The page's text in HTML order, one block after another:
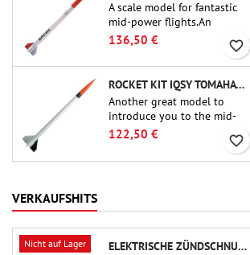
A scale model for fantastic
mid-power flights.An
uncompromising kit that
allows you to build a replica
of one of the most famous
sounding-rocket ever.
136,50 € favorite_border
ROCKET KIT IQSY TOMAHAWK - AEROTECH
Another great model to
introduce you to the mid-
power.A scale replica of a
small in size and peefect to
122,50 € favorite_border
VERKAUFSHITS
Nicht auf Lager
ELEKTRISCHE ZÜNDSCHNUR FÜR AUSSTOSSLADUNG